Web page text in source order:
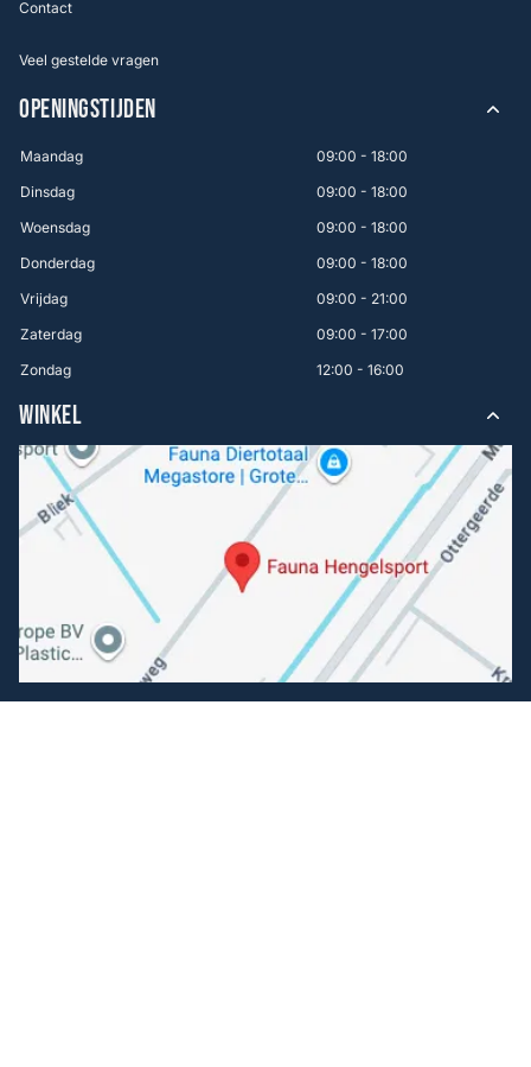
Contact
Veel gestelde vragen
OPENINGSTIJDEN
Maandag
09:00 - 18:00
Dinsdag
09:00 - 18:00
Woensdag
09:00 - 18:00
Donderdag
09:00 - 18:00
Vrijdag
09:00 - 21:00
Zaterdag
09:00 - 17:00
Zondag
12:00 - 16:00
WINKEL